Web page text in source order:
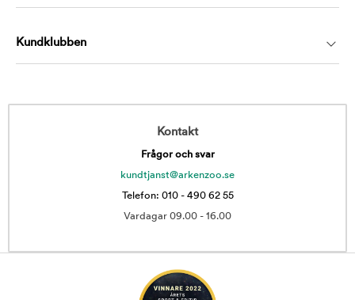
Kundklubben
Kontakt
Frågor och svar
kundtjanst@arkenzoo.se
Telefon: 010 - 490 62 55
Vardagar 09.00 - 16.00